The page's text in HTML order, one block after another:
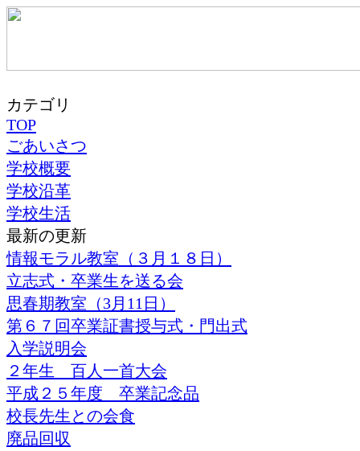
カテゴリ
TOP
ごあいさつ
学校概要
学校沿革
学校生活
最新の更新
情報モラル教室（３月１８日）
立志式・卒業生を送る会
思春期教室（3月11日）
第６７回卒業証書授与式・門出式
入学説明会
２年生 百人一首大会
平成２５年度 卒業記念品
校長先生との会食
廃品回収